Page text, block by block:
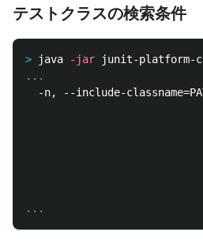
テストクラスの検索条件
> java -jar junit-platform-
-n, --include-